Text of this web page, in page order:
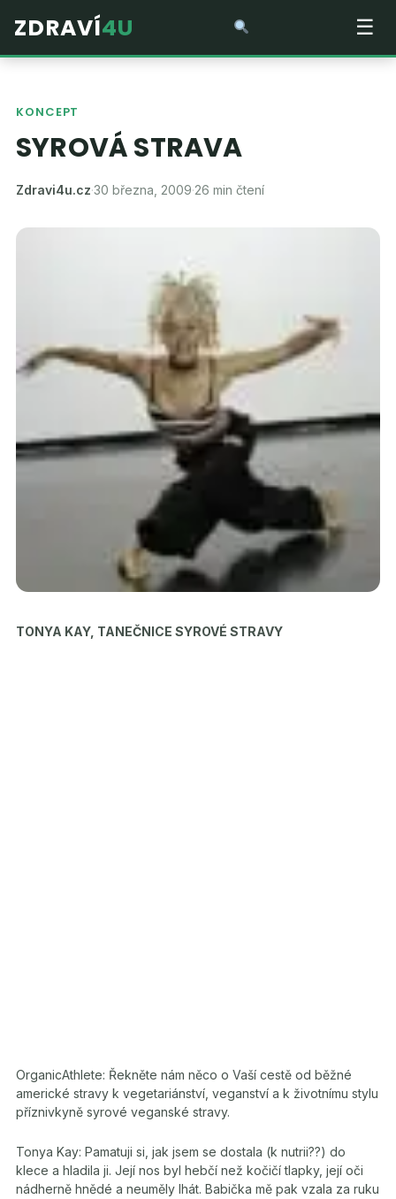
ZDRAVÍ4U ☰
KONCEPT
SYROVÁ STRAVA
Zdravi4u.cz·30 března, 2009·26 min čtení
TONYA KAY, TANEČNICE SYROVÉ STRAVY
OrganicAthlete: Řekněte nám něco o Vaší cestě od běžné
americké stravy k vegetariánství, veganství a k životnímu stylu
příznivkyně syrové veganské stravy.
Tonya Kay: Pamatuji si, jak jsem se dostala (k nutrii??) do
klece a hladila ji. Její nos byl hebčí než kočičí tlapky, její oči
nádherně hnědé a neuměly lhát. Babička mě pak vzala za ruku